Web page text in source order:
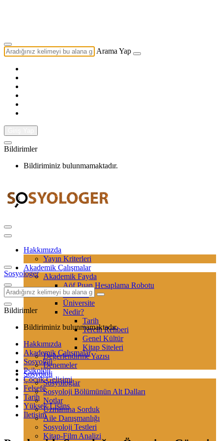
Arama Yap
Bildirimler
Bildiriminiz bulunmamaktadır.
Hakkımızda
Yayın Kriterleri
Akademik Çalışmalar
Akademik Fayda
Aöf Puan Hesaplama Robotu
Sertifika
Üniversite
Nedir?
Tarih
Tercih Rehberi
Genel Kültür
Kitap Siteleri
Değerlendirme Yazısı
Denemeler
Sosyoloji
Sosyologlar
Sosyoloji Bölümünün Alt Dalları
Notlar
Uzmanına Sorduk
Aile Danışmanlığı
Sosyoloji Testleri
Kitap-Film Analizi
Sosyologer
Bildirimler
Bildiriminiz bulunmamaktadır.
Hakkımızda
Akademik Çalışmalar
Sosyoloji
Psikoloji
Çocuk Gelişimi
Felsefe
Tarih
Yüksek Lisans
İletişim